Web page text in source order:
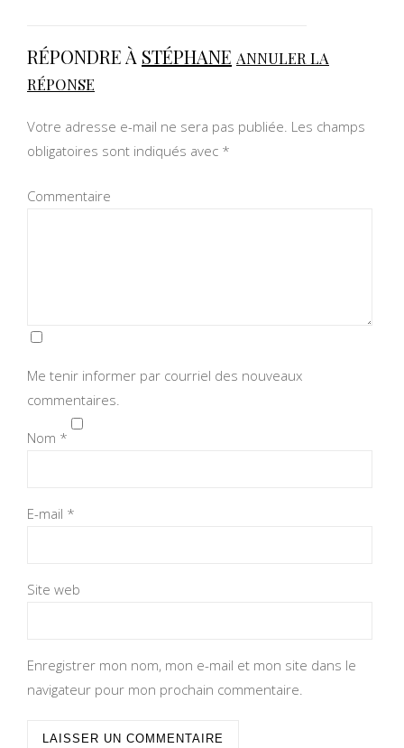
RÉPONDRE À STÉPHANE ANNULER LA
RÉPONSE
Votre adresse e-mail ne sera pas publiée. Les champs
obligatoires sont indiqués avec *
Commentaire
Me tenir informer par courriel des nouveaux
commentaires.
Nom *
E-mail *
Site web
Enregistrer mon nom, mon e-mail et mon site dans le
navigateur pour mon prochain commentaire.